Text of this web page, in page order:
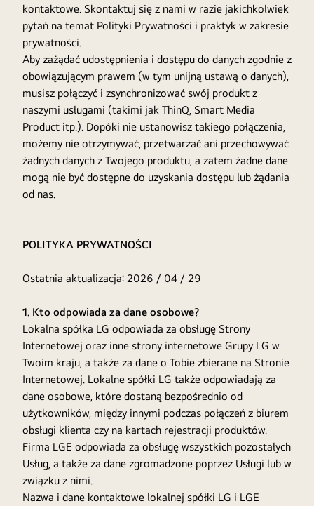
kontaktowe. Skontaktuj się z nami w razie jakichkolwiek
pytań na temat Polityki Prywatności i praktyk w zakresie
prywatności.
Aby zażądać udostępnienia i dostępu do danych zgodnie z
obowiązującym prawem (w tym unijną ustawą o danych),
musisz połączyć i zsynchronizować swój produkt z
naszymi usługami (takimi jak ThinQ, Smart Media
Product itp.). Dopóki nie ustanowisz takiego połączenia,
możemy nie otrzymywać, przetwarzać ani przechowywać
żadnych danych z Twojego produktu, a zatem żadne dane
mogą nie być dostępne do uzyskania dostępu lub żądania
od nas.
POLITYKA PRYWATNOŚCI
Ostatnia aktualizacja: 2026 / 04 / 29
1. Kto odpowiada za dane osobowe?
Lokalna spółka LG odpowiada za obsługę Strony
Internetowej oraz inne strony internetowe Grupy LG w
Twoim kraju, a także za dane o Tobie zbierane na Stronie
Internetowej. Lokalne spółki LG także odpowiadają za
dane osobowe, które dostaną bezpośrednio od
użytkowników, między innymi podczas połączeń z biurem
obsługi klienta czy na kartach rejestracji produktów.
Firma LGE odpowiada za obsługę wszystkich pozostałych
Usług, a także za dane zgromadzone poprzez Usługi lub w
związku z nimi.
Nazwa i dane kontaktowe lokalnej spółki LG i LGE